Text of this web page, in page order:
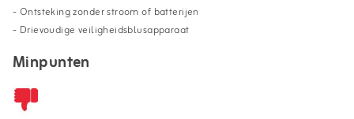
- Ontsteking zonder stroom of batterijen
- Drievoudige veiligheidsblusapparaat
Minpunten